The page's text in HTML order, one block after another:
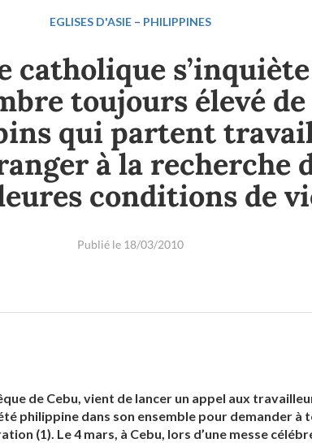
EGLISES D'ASIE– PHILIPPINES
catholique
toujours élevé de
qui partent
à la recherche
conditions de
Publié le 18/03/2010
de Cebu, vient de lancer un appel aux
philippine dans son ensemble pour demander à
(1). Le 4 mars, à Cebu, lors d’une messe